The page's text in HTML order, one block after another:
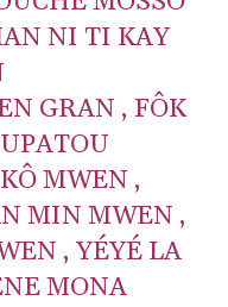
NI TI KAY
GRAN , FÔK
MWEN ,
MIN MWEN ,
, YÉYÉ LA
MONA